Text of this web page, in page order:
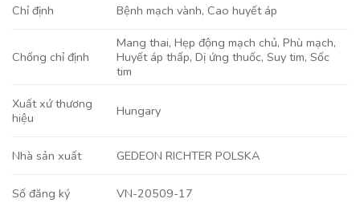
Chỉ định Bệnh mạch vành,Cao huyết áp
Chống chỉ định
Mang thai, Hẹp động mạch chủ, Phù mạch,
Huyết áp thấp, Dị ứng thuốc, Suy tim, Sốc
tim
Xuất xứ thương
hiệu
Hungary
Nhà sản xuất GEDEON RICHTER POLSKA
Số đăng ký VN-20509-17